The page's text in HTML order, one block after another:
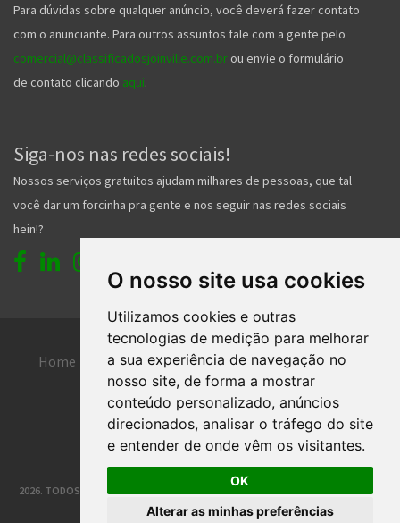
O nosso site usa cookies
Utilizamos cookies e outras
tecnologias de medição para melhorar
a sua experiência de navegação no
nosso site, de forma a mostrar
conteúdo personalizado, anúncios
direcionados, analisar o tráfego do site
e entender de onde vêm os visitantes.
OK
Alterar as minhas preferências
Para dúvidas sobre qualquer anúncio, você deverá fazer contato
com o anunciante. Para outros assuntos fale com a gente pelo
comercial@classificadosjoinville.com.br ou envie o formulário
de contato clicando aqui.
Siga-nos nas redes sociais!
Nossos serviços gratuitos ajudam milhares de pessoas, que tal
você dar um forcinha pra gente e nos seguir nas redes sociais
hein!?
Home Entrar Faça seu cadastro
Contato Central de ajuda
Termos de uso Inserir anúncio grátis
2026. TODOS OS DIREITOS RESERVADOS. | DESENVOLVIMENTO E HOSPEDAGEM
CLASSIFICADOS JOINVILLE®